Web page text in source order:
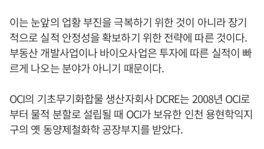
이는 눈앞의 업황 부진을 극복하기 위한 것이 아니라 장기
적으로 실적 안정성을 확보하기 위한 전략에 따른 것이다.
부동산 개발사업이나 바이오사업은 투자에 따른 실적이 빠
르게 나오는 분야가 아니기 때문이다.
OCI의 기초무기화합물 생산자회사 DCRE는 2008년 OCI로
부터 물적 분할로 설립될 때 OCI가 보유한 인천 용현학익지
구의 옛 동양제철화학 공장부지를 받았다.